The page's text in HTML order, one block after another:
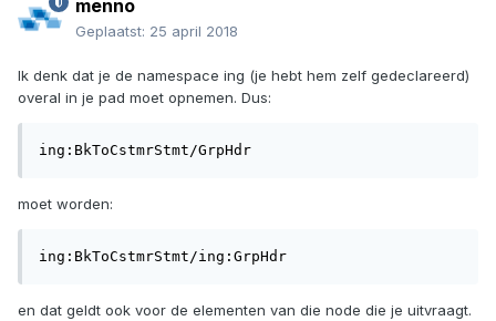
menno
Geplaatst: 25 april 2018
Ik denk dat je de namespace ing (je hebt hem zelf gedeclareerd)
overal in je pad moet opnemen. Dus:
ing:BkToCstmrStmt/GrpHdr
moet worden:
ing:BkToCstmrStmt/ing:GrpHdr
en dat geldt ook voor de elementen van die node die je uitvraagt.